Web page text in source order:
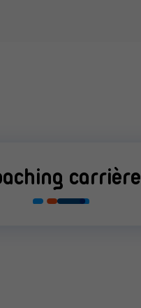
carrière